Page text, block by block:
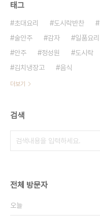
태그
초대요리 도시락반찬
술안주
감자 일품요리
안주
정성원 도시락
김치냉장고
음식
더보기
검색
전체 방문자
오늘